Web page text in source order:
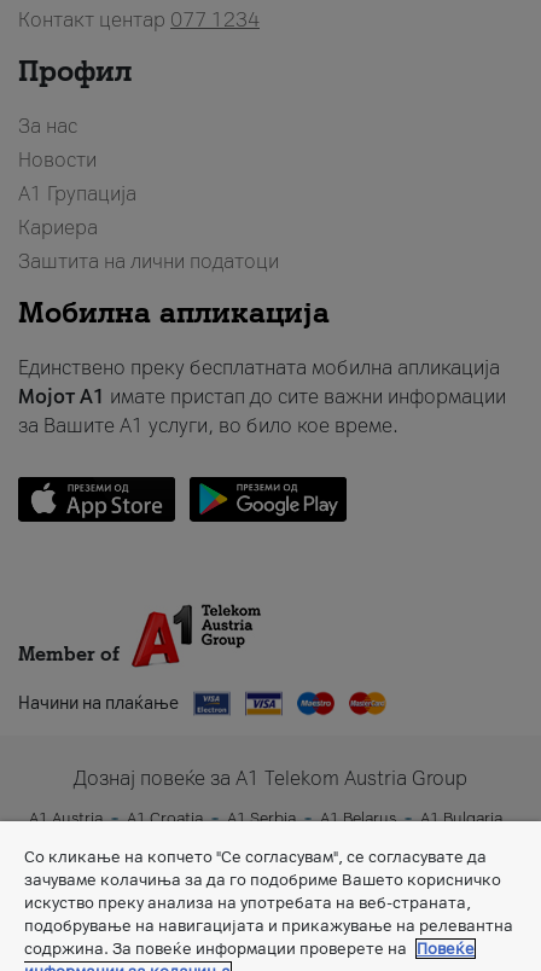
Контакт центар 077 1234
Профил
За нас
Новости
А1 Групација
Кариера
Заштита на лични податоци
Мобилна апликација
Единствено преку бесплатната мобилна апликација
Мојот A1 имате пристап до сите важни информации
за Вашите A1 услуги, во било кое време.
Member of
Начини на плаќање
Дознај повеќе за A1 Telekom Austria Group
A1 Austria A1 Croatia A1 Serbia A1 Belarus
A1 Bulgaria
Со кликање на копчето "Се согласувам", се согласувате да
зачуваме колачиња за да го подобриме Вашето корисничко
искуство преку анализа на употребата на веб-страната,
подобрување на навигацијата и прикажување на релевантна
содржина. За повеќе информации проверете на
Повеќе